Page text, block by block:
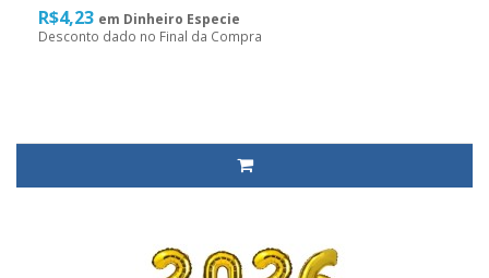
R$4,23 em Dinheiro Especie
Desconto dado no Final da Compra